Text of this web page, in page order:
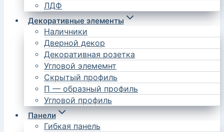
ЛДФ
Декоративные элементы
Наличники
Дверной декор
Декоративная розетка
Угловой элемемнт
Скрытый профиль
П — образный профиль
Угловой профиль
Панели
Гибкая панель